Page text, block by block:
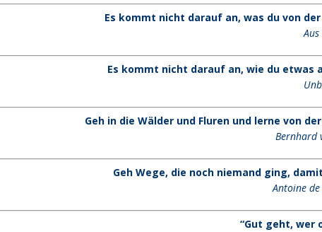
Es kommt nicht darauf an, was du von
Es kommt nicht darauf an, wie du etwas
Geh in die Wälder und Fluren und lerne von
Bernhard
Geh Wege, die noch niemand ging,
Antoine
“Gut geht, wer